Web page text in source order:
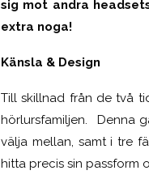
sig mot andra
extra noga!
Känsla & Design
Till skillnad från de två
hörlursfamiljen. Denna
välja mellan, samt i tre
hitta precis sin passform